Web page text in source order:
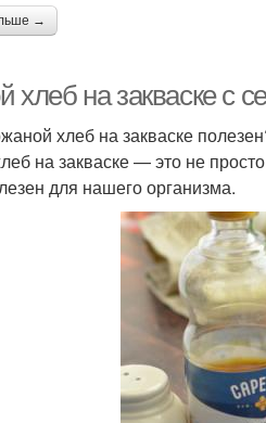
→
хлеб на закваске с
хлеб на закваске
на закваске — это не
для нашего организма.